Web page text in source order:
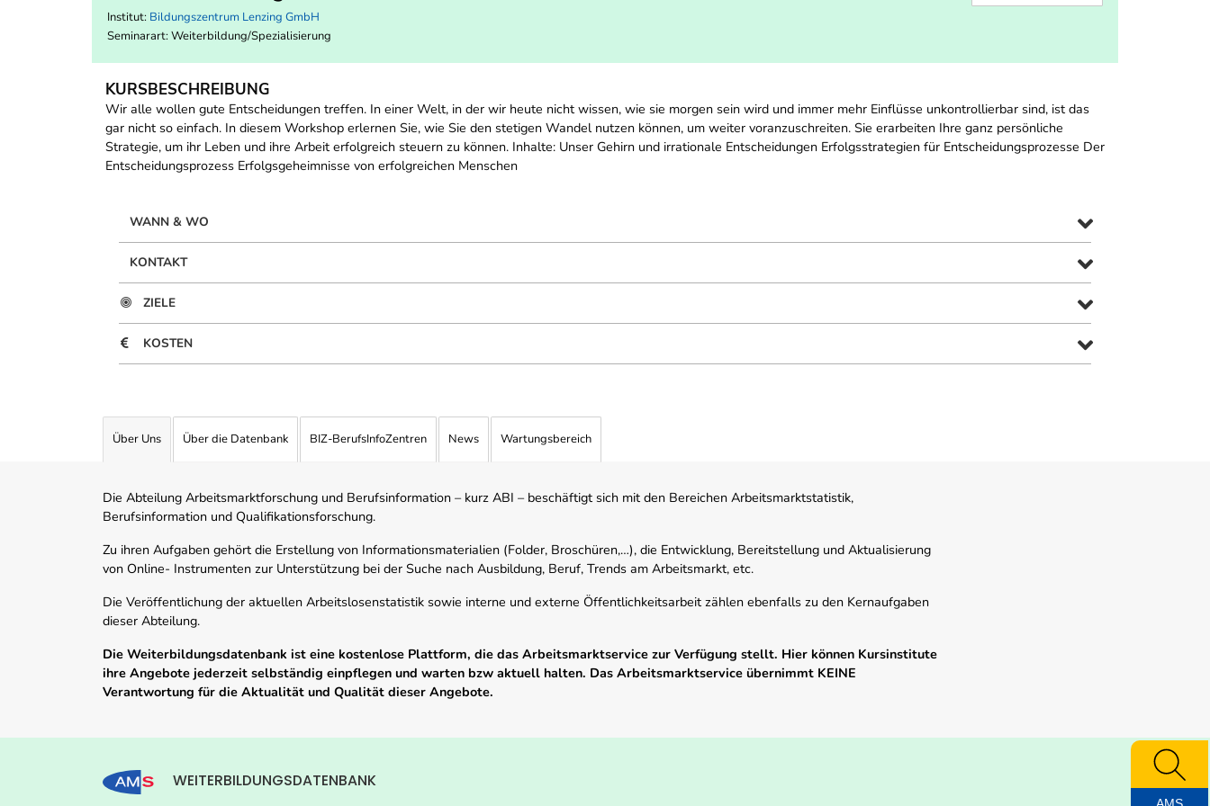
Institut: Bildungszentrum Lenzing GmbH
Seminarart: Weiterbildung/Spezialisierung
KURSBESCHREIBUNG
Wir alle wollen gute Entscheidungen treffen. In einer Welt, in der wir heute nicht wissen, wie sie morgen sein wird und immer mehr Einflüsse unkontrollierbar sind, ist das
gar nicht so einfach. In diesem Workshop erlernen Sie, wie Sie den stetigen Wandel nutzen können, um weiter voranzuschreiten. Sie erarbeiten Ihre ganz persönliche
Strategie, um ihr Leben und ihre Arbeit erfolgreich steuern zu können. Inhalte: Unser Gehirn und irrationale Entscheidungen Erfolgsstrategien für Entscheidungsprozesse Der
Entscheidungsprozess Erfolgsgeheimnisse von erfolgreichen Menschen
WANN & WO
KONTAKT
ZIELE
KOSTEN
Über Uns Über die Datenbank BIZ-BerufsInfoZentren News Wartungsbereich
Die Abteilung Arbeitsmarktforschung und Berufsinformation – kurz ABI – beschäftigt sich mit den Bereichen Arbeitsmarktstatistik,
Berufsinformation und Qualifikationsforschung.
Zu ihren Aufgaben gehört die Erstellung von Informationsmaterialien (Folder, Broschüren,…), die Entwicklung, Bereitstellung und Aktualisierung
von Online- Instrumenten zur Unterstützung bei der Suche nach Ausbildung, Beruf, Trends am Arbeitsmarkt, etc.
Die Veröffentlichung der aktuellen Arbeitslosenstatistik sowie interne und externe Öffentlichkeitsarbeit zählen ebenfalls zu den Kernaufgaben
dieser Abteilung.
Die Weiterbildungsdatenbank ist eine kostenlose Plattform, die das Arbeitsmarktservice zur Verfügung stellt. Hier können Kursinstitute
ihre Angebote jederzeit selbständig einpflegen und warten bzw aktuell halten. Das Arbeitsmarktservice übernimmt KEINE
Verantwortung für die Aktualität und Qualität dieser Angebote.
WEITERBILDUNGSDATENBANK